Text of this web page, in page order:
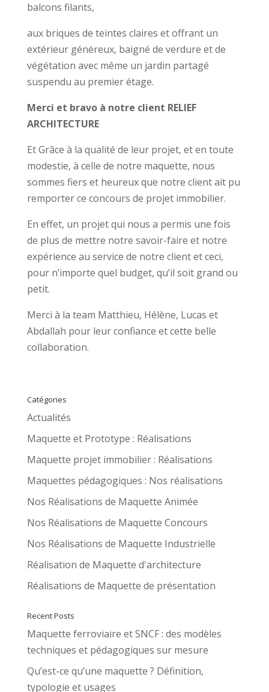
balcons filants,
aux briques de teintes claires et offrant un
extérieur généreux, baigné de verdure et de
végétation avec même un jardin partagé
suspendu au premier étage.
Merci et bravo à notre client RELIEF
ARCHITECTURE
Et Grâce à la qualité de leur projet, et en toute
modestie, à celle de notre maquette, nous
sommes fiers et heureux que notre client ait pu
remporter ce concours de projet immobilier.
En effet, un projet qui nous a permis une fois
de plus de mettre notre savoir-faire et notre
expérience au service de notre client et ceci,
pour n’importe quel budget, qu’il soit grand ou
petit.
Merci à la team Matthieu, Hélène, Lucas et
Abdallah pour leur confiance et cette belle
collaboration.
Catégories
Actualités
Maquette et Prototype : Réalisations
Maquette projet immobilier : Réalisations
Maquettes pédagogiques : Nos réalisations
Nos Réalisations de Maquette Animée
Nos Réalisations de Maquette Concours
Nos Réalisations de Maquette Industrielle
Réalisation de Maquette d'architecture
Réalisations de Maquette de présentation
Recent Posts
Maquette ferroviaire et SNCF : des modèles
techniques et pédagogiques sur mesure
Qu’est-ce qu’une maquette ? Définition,
typologie et usages